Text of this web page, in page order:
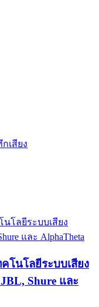
เสียง
โนโลยีระบบเสียง
Shure และ